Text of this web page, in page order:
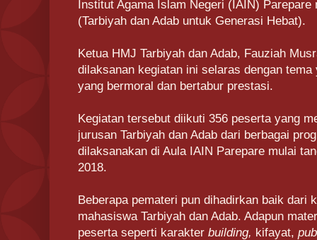
Institut Agama Islam Negeri (IAIN) Parepare
(Tarbiyah dan Adab untuk Generasi Hebat).
Ketua HMJ Tarbiyah dan Adab, Fauziah
dilaksanan kegiatan ini selaras dengan
yang bermoral dan bertabur prestasi.
Kegiatan tersebut diikuti 356 peserta yang
jurusan Tarbiyah dan Adab dari berbagai
dilaksanakan di Aula IAIN Parepare mulai
2018.
Beberapa pemateri pun dihadirkan baik dari
mahasiswa Tarbiyah dan Adab. Adapun
peserta seperti karakter building, kifayat,